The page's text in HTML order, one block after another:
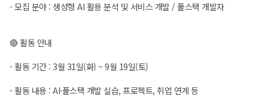
- 모집 분야 : 생성형 AI 활용 분석 및 서비스 개발 / 풀스택 개발자
🔴 활동 안내
- 활동 기간 : 3월 31일(화) ~ 9월 19일(토)
- 활동 내용 : AI·풀스택 개발 실습, 프로젝트, 취업 연계 등